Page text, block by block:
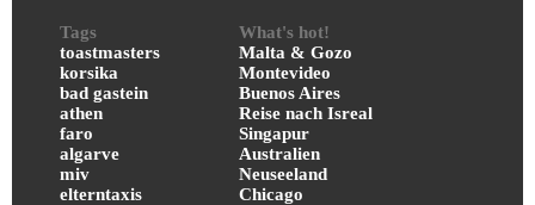
Tags
toastmasters
korsika
bad gastein
athen
faro
algarve
miv
elterntaxis
What's hot!
Malta & Gozo
Montevideo
Buenos Aires
Reise nach Isreal
Singapur
Australien
Neuseeland
Chicago